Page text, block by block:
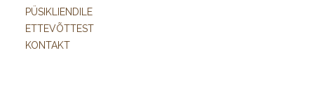
PÜSIKLIENDILE
ETTEVÕTTEST
KONTAKT